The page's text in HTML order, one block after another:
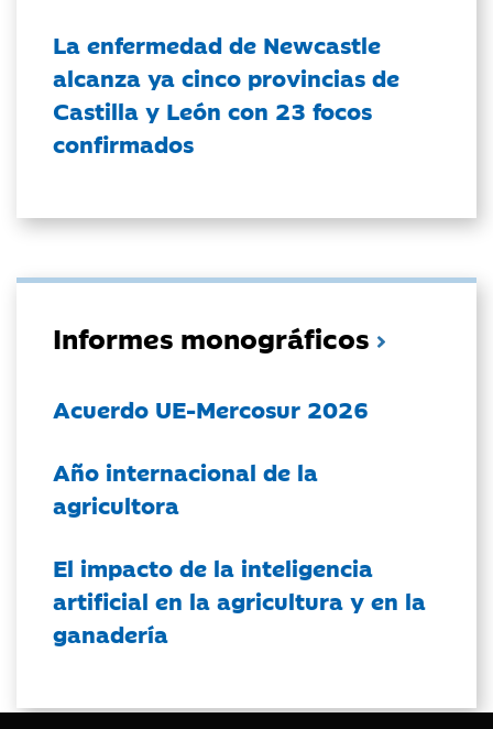
La enfermedad de Newcastle
alcanza ya cinco provincias de
Castilla y León con 23 focos
confirmados
Informes monográficos
Acuerdo UE-Mercosur 2026
Año internacional de la
agricultora
El impacto de la inteligencia
artificial en la agricultura y en la
ganadería